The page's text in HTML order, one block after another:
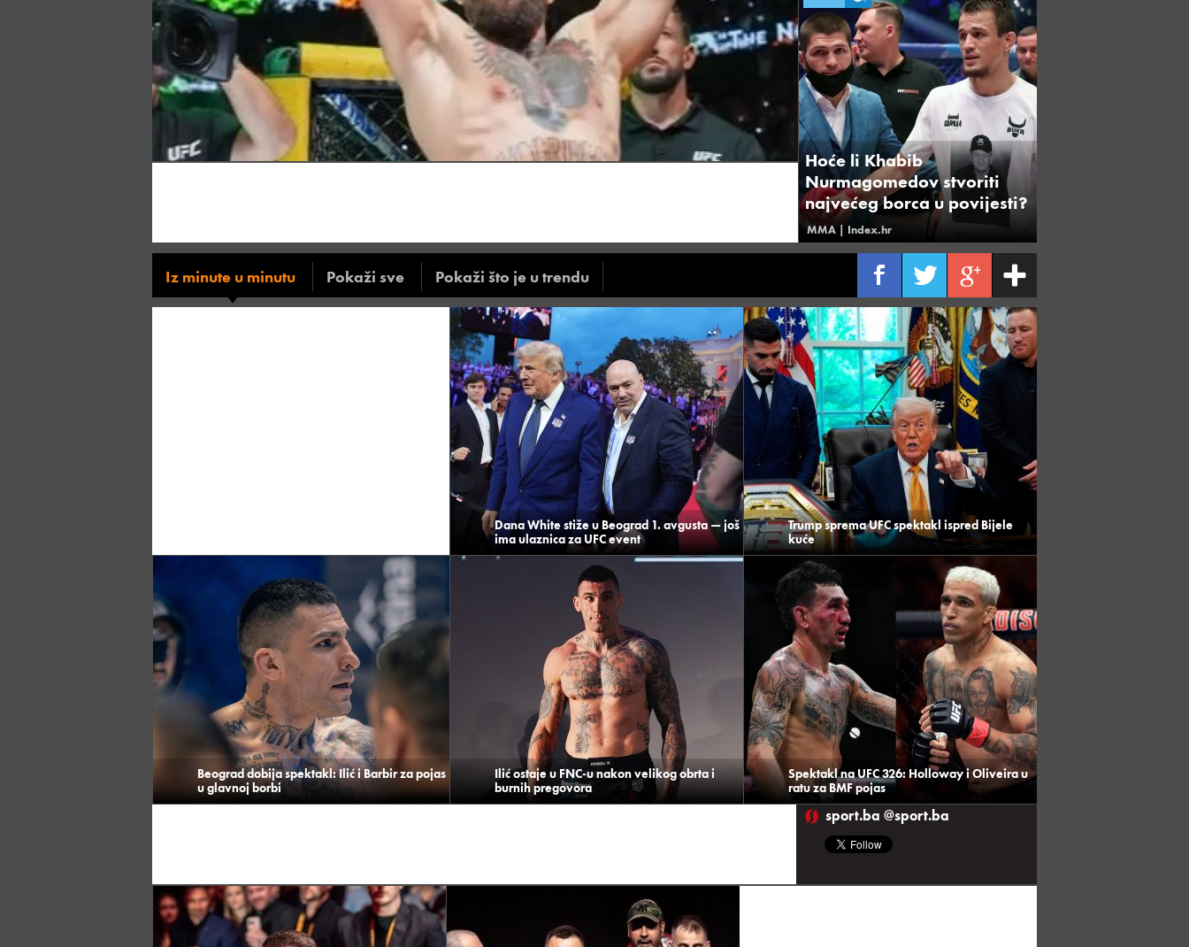
Mekgregor se oglasio nakon
neizbježna, ali ne odustajem
MMA|
Hoće li Khabib
Nurmagomedov stvoriti
najvećeg borca u povijesti?
MMA | Index.hr
Iz minute u minutu Pokaži sve Pokaži što je u trendu
Dana White stiže u Beograd 1. avgusta — još
ima ulaznica za UFC event
Trump sprema UFC spektakl ispred Bijele
kuće
Beograd dobija spektakl: Ilić i Barbir za pojas
u glavnoj borbi
Ilić ostaje u FNC-u nakon velikog obrta i
burnih pregovora
Spektakl na UFC 326: Holloway i Oliveira u
ratu za BMF pojas
sport.ba @sport.ba